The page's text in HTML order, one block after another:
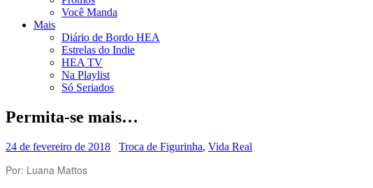
Você Manda
Mais
Diário de Bordo HEA
Estrelas do Indie
HEA TV
Na Playlist
Só Seriados
Permita-se mais…
24 de fevereiro de 2018 Troca de Figurinha, Vida Real
Por: Luana Mattos